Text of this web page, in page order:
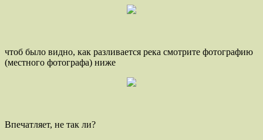
чтоб было видно, как разливается река смотрите фотографию
(местного фотографа) ниже
Впечатляет, не так ли?